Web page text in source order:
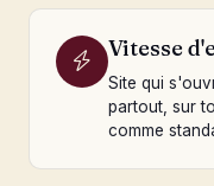
Vitesse
Site qui
partout, sur
comme